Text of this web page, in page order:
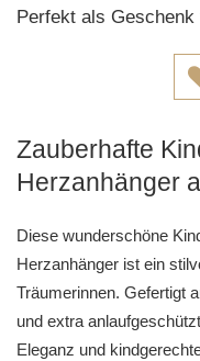
Perfekt als Geschenk
Zauberhafte
Herzanhänger
Diese wunderschöne
Herzanhänger ist ein
Träumerinnen. Gefertigt
und extra
Eleganz und